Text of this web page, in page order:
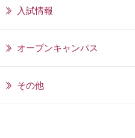
入試情報
オープンキャンパス
その他